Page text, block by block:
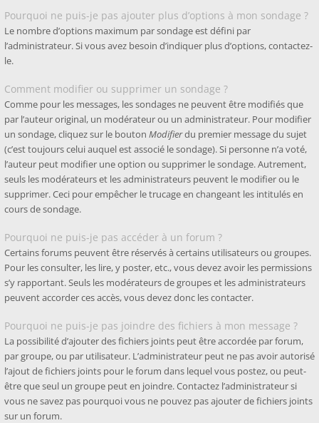
Pourquoi ne puis-je pas ajouter plus d’options à mon sondage ?
Le nombre d’options maximum par sondage est défini par
l’administrateur. Si vous avez besoin d’indiquer plus d’options, contactez-
le.
Comment modifier ou supprimer un sondage ?
Comme pour les messages, les sondages ne peuvent être modifiés que
par l’auteur original, un modérateur ou un administrateur. Pour modifier
un sondage, cliquez sur le bouton Modifierdu premier message du sujet
(c’est toujours celui auquel est associé le sondage). Si personne n’a voté,
l’auteur peut modifier une option ou supprimer le sondage. Autrement,
seuls les modérateurs et les administrateurs peuvent le modifier ou le
supprimer. Ceci pour empêcher le trucage en changeant les intitulés en
cours de sondage.
Pourquoi ne puis-je pas accéder à un forum ?
Certains forums peuvent être réservés à certains utilisateurs ou groupes.
Pour les consulter, les lire, y poster, etc., vous devez avoir les permissions
s’y rapportant. Seuls les modérateurs de groupes et les administrateurs
peuvent accorder ces accès, vous devez donc les contacter.
Pourquoi ne puis-je pas joindre des fichiers à mon message ?
La possibilité d’ajouter des fichiers joints peut être accordée par forum,
par groupe, ou par utilisateur. L’administrateur peut ne pas avoir autorisé
l’ajout de fichiers joints pour le forum dans lequel vous postez, ou peut-
être que seul un groupe peut en joindre. Contactez l’administrateur si
vous ne savez pas pourquoi vous ne pouvez pas ajouter de fichiers joints
sur un forum.